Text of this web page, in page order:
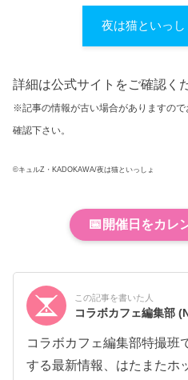
夜は猫といっ
詳細は公式サイトをご確認く
※記事の情報が古い場合がありますの
確認下さい。
©キュルZ・KADOKAWA/夜は猫といっしょ
📅 開催日をカレ
この記事を書いた人
コラボカフェ編集部
コラボカフェ編集部特撮班
する最新情報、はたまたホ